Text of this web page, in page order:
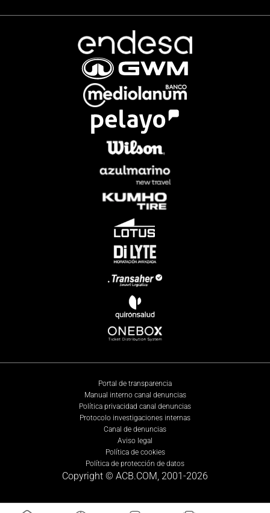
Portal de transparencia
Manual interno canal denuncias
Política privacidad canal denuncias
Protocolo investigaciones internas
Canal de denuncias
Aviso legal
Política de cookies
Política de protección de datos
Copyright © ACB.COM, 2001-2026